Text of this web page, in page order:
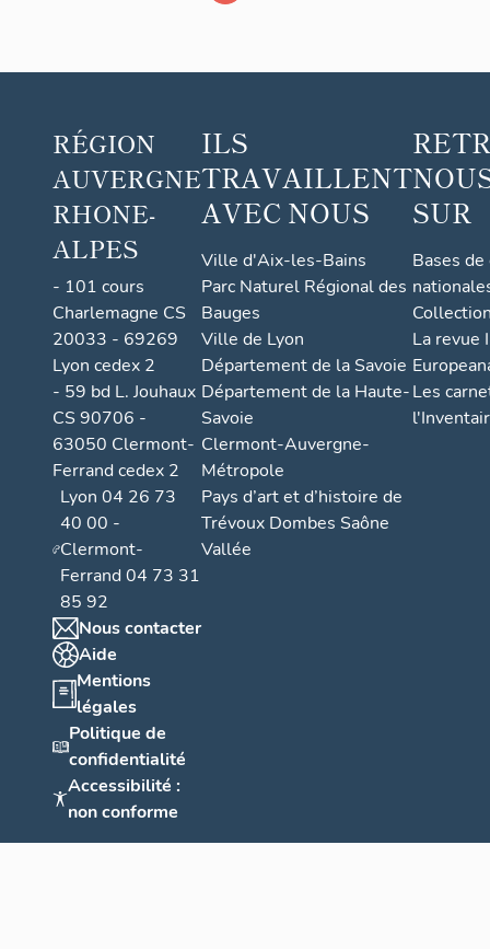
RÉGION
AUVERGNE
RHONE-
ALPES
- 101 cours
Charlemagne CS
20033 - 69269
Lyon cedex 2
- 59 bd L. Jouhaux
CS 90706 -
63050 Clermont-
Ferrand cedex 2
Lyon 04 26 73
40 00 -
Clermont-
Ferrand 04 73 31
85 92
Nous contacter
Aide
Mentions
légales
Politique de
confidentialité
Accessibilité :
non conforme
ILS
TRAVAILLENT
AVEC NOUS
Ville d'Aix-les-Bains
Parc Naturel Régional des
Bauges
Ville de Lyon
Département de la Savoie
Département de la Haute-
Savoie
Clermont-Auvergne-
Métropole
Pays d’art et d’histoire de
Trévoux Dombes Saône
Vallée
SUR
Bases
La revue
Les